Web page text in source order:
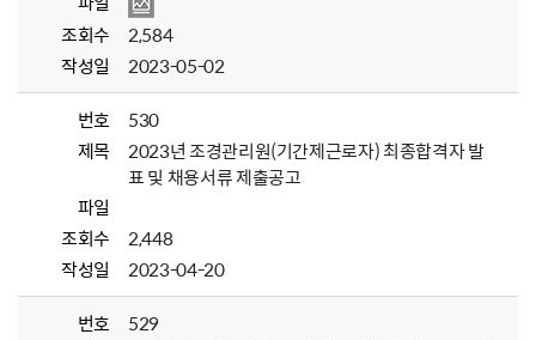
조회수
2,584
작성일
2023-05-02
번호
530
제목
2023년 조경관리원(기간제근로자) 최종합격자 발
표 및 채용서류 제출공고
파일
조회수
2,448
작성일
2023-04-20
번호
529